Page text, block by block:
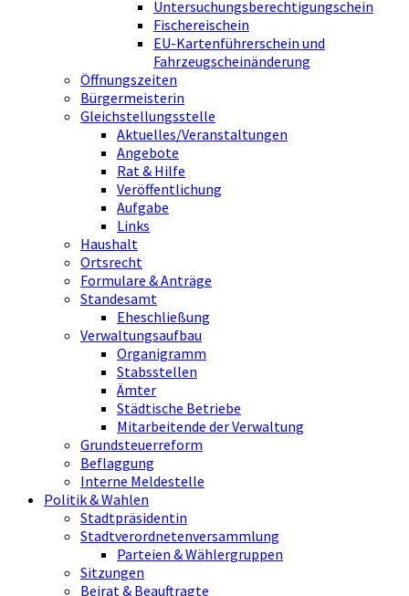
Untersuchungsberechtigungschein
Fischereischein
EU-Kartenführerschein und
Fahrzeugscheinänderung
Öffnungszeiten
Bürgermeisterin
Gleichstellungsstelle
Aktuelles/Veranstaltungen
Angebote
Rat & Hilfe
Veröffentlichung
Aufgabe
Links
Haushalt
Ortsrecht
Formulare & Anträge
Standesamt
Eheschließung
Verwaltungsaufbau
Organigramm
Stabsstellen
Ämter
Städtische Betriebe
Mitarbeitende der Verwaltung
Grundsteuerreform
Beflaggung
Interne Meldestelle
Politik & Wahlen
Stadtpräsidentin
Stadtverordnetenversammlung
Parteien & Wählergruppen
Sitzungen
Beirat & Beauftragte